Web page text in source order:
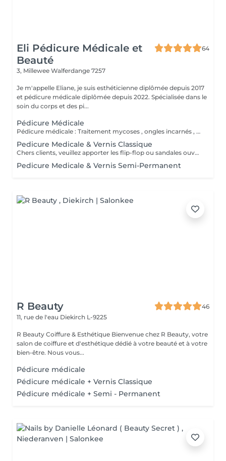
Eli Pédicure Médicale et
Beauté
64
3, Millewee Walferdange 7257
Je m'appelle Eliane, je suis esthéticienne diplômée depuis 2017
et pédicure médicale diplômée depuis 2022. Spécialisée dans le
soin du corps et des pi...
Pédicure Médicale
Pédicure médicale : Traitement mycoses , ongles incarnés , corrections des ongles en plicature , ongles en tuile de provence , en volute, durillons, cors ,callosités, crevasses, pied d'athlète et tous les affections. Le prix varie en fonction du problème.
Pedicure Medicale & Vernis Classique
Chers clients, veuillez apporter les flip-flop ou sandales ouvertes pour pose de verniz classique.
Pedicure Medicale & Vernis Semi-Permanent
R Beauty
46
11, rue de l'eau Diekirch L-9225
R Beauty Coiffure & Esthétique Bienvenue chez R Beauty, votre
salon de coiffure et d'esthétique dédié à votre beauté et à votre
bien-être. Nous vous...
Pédicure médicale
Pédicure médicale + Vernis Classique
Pédicure médicale + Semi - Permanent